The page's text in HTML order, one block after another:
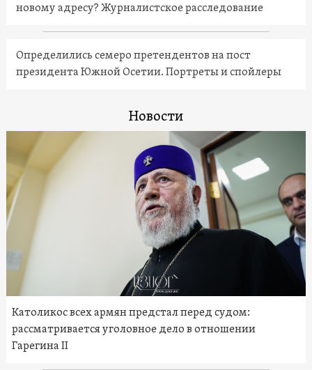
новому адресу? Журналистское расследование
Определились семеро претендентов на пост
президента Южной Осетии. Портреты и спойлеры
Новости
Католикос всех армян предстал перед судом:
рассматривается уголовное дело в отношении
Гарегина II